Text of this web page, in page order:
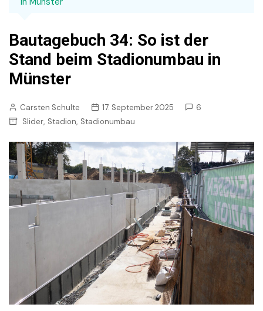
Bautagebuch 34: So ist der
Stand beim Stadionumbau in
Münster
Carsten Schulte 17. September 2025
6
Slider, Stadion, Stadionumbau